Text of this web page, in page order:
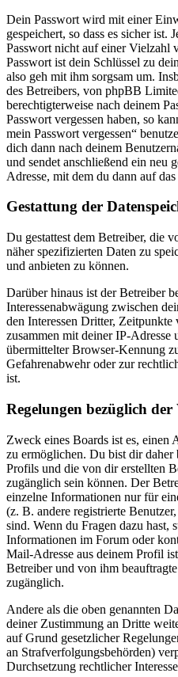
Dein Passwort wird mit einer
gespeichert, so dass es sicher ist.
Passwort nicht auf einer Vielzahl
Passwort ist dein Schlüssel zu
also geh mit ihm sorgsam um.
des Betreibers, von phpBB
berechtigterweise nach deinem
Passwort vergessen haben, so
mein Passwort vergessen“
dich dann nach deinem
und sendet anschließend ein neu
Adresse, mit dem du dann auf
Gestattung der
Du gestattest dem Betreiber, die
näher spezifizierten Daten zu
und anbieten zu können.
Darüber hinaus ist der Betreiber
Interessenabwägung zwischen
den Interessen Dritter,
zusammen mit deiner IP-
übermittelter Browser-Kennung
Gefahrenabwehr oder zur
ist.
Regelungen bezüglich
Zweck eines Boards ist es, einen
zu ermöglichen. Du bist dir daher
Profils und die von dir erstellten
zugänglich sein können. Der
einzelne Informationen nur für
(z. B. andere registrierte
sind. Wenn du Fragen dazu hast,
Informationen im Forum oder
Mail-Adresse aus deinem Profil
Betreiber und von ihm
zugänglich.
Andere als die oben genannten
deiner Zustimmung an Dritte
auf Grund gesetzlicher
an Strafverfolgungsbehörden)
Durchsetzung rechtlicher